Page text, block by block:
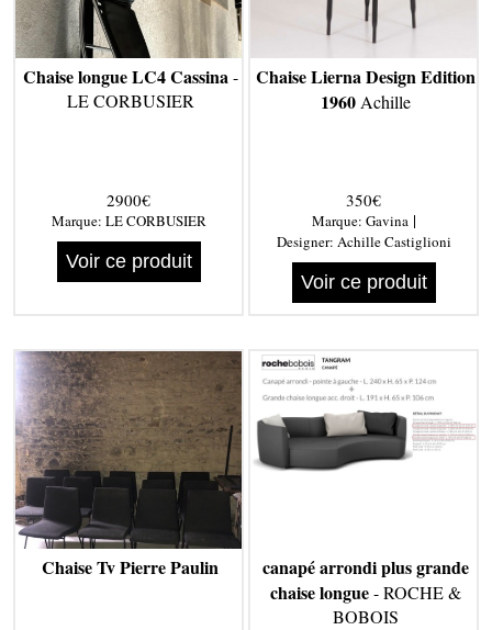
Chaise longue LC4 Cassina-
LE CORBUSIER
2900€
Marque: LE CORBUSIER
Voir ce produit
Chaise Lierna Design Edition
1960Achille
350€
Marque: Gavina|
Designer: Achille Castiglioni
Voir ce produit
Chaise Tv Pierre Paulin
canapé arrondi plus grande
chaise longue- ROCHE &
BOBOIS